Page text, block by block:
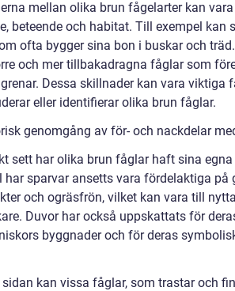
mellan olika brun fågelarter kan
beteende och habitat. Till exempel kan
ofta bygger sina bon i buskar och
och mer tillbakadragna fåglar som
Dessa skillnader kan vara viktiga
eller identifierar olika brun fåglar.
genomgång av för- och nackdelar
sett har olika brun fåglar haft sina
har sparvar ansetts vara fördelaktiga
och ogräsfrön, vilket kan vara till
Duvor har också uppskattats för
byggnader och för deras
kan vissa fåglar, som trastar och